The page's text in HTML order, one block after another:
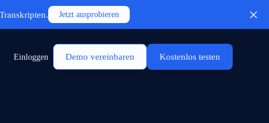
Jetzt ausprobieren
Einloggen Demo vereinbaren Kostenlos testen